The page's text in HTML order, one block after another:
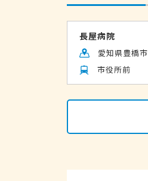
長屋病院
愛知県豊橋
市役所前